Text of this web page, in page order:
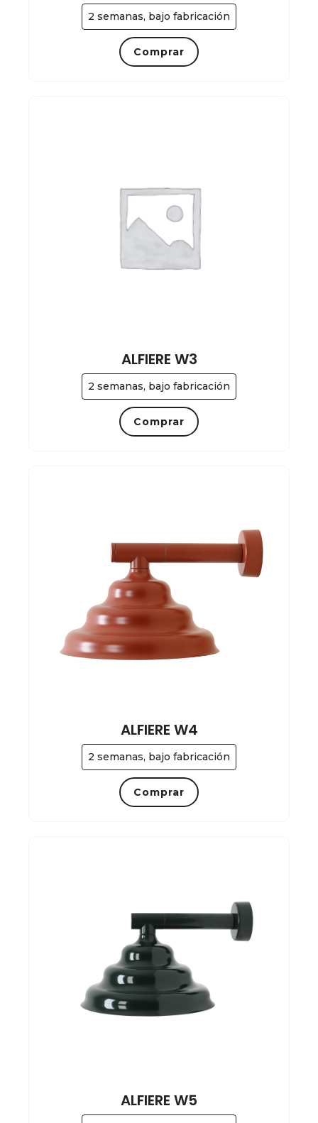
2 semanas, bajo fabricación
Comprar
2 semanas, bajo fabricación
ALFIERE W3
Comprar
2 semanas, bajo fabricación
ALFIERE W4
Comprar
ALFIERE W5